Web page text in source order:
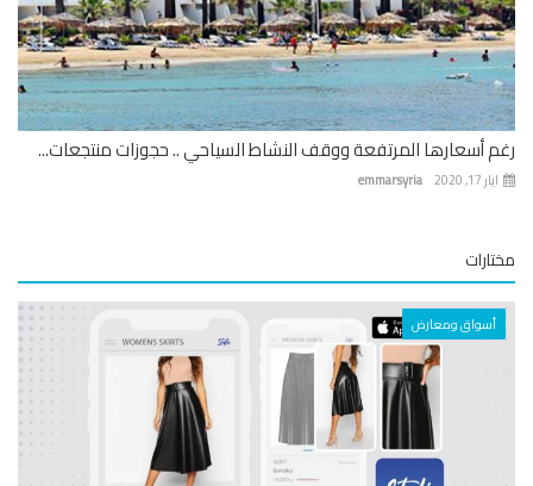
أسعارها المرتفعة ووقف النشاط السياحي .. حجوزات منتجعات...
emmarsyria
أسواق ومعارض